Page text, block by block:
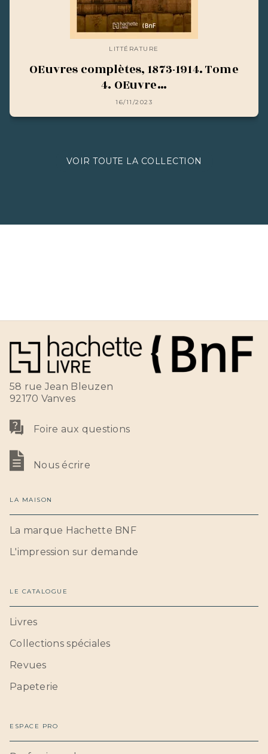
LITTÉRATURE
OEuvres complètes, 1873-1914. Tome
4. OEuvre…
16/11/2023
VOIR TOUTE LA COLLECTION
58 rue Jean Bleuzen
92170 Vanves
Foire aux questions
Nous écrire
LA MAISON
La marque Hachette BNF
L'impression sur demande
LE CATALOGUE
Livres
Collections spéciales
Revues
Papeterie
ESPACE PRO